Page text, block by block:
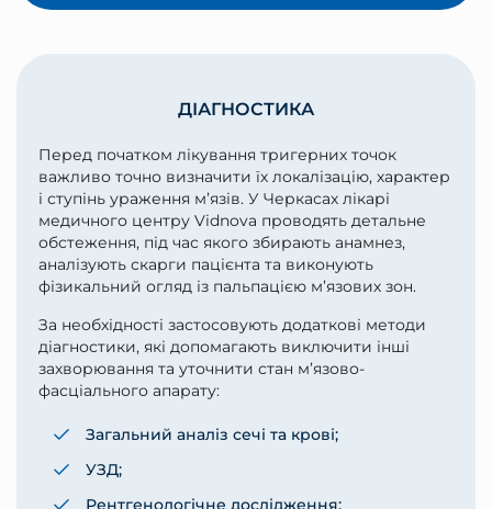
ДІАГНОСТИКА
Перед початком лікування тригерних точок
важливо точно визначити їх локалізацію, характер
і ступінь ураження м’язів. У Черкасах лікарі
медичного центру Vidnova проводять детальне
обстеження, під час якого збирають анамнез,
аналізують скарги пацієнта та виконують
фізикальний огляд із пальпацією м’язових зон.
За необхідності застосовують додаткові методи
діагностики, які допомагають виключити інші
захворювання та уточнити стан м’язово-
фасціального апарату:
Загальний аналіз сечі та крові;
УЗД;
Рентгенологічне дослідження;